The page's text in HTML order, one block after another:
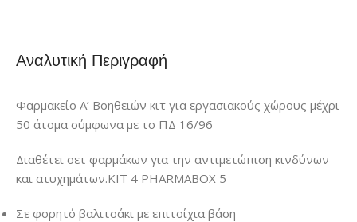
Αναλυτική Περιγραφή
Φαρμακείο Α’ Βοηθειών κιτ για εργασιακούς χώρους μέχρι
50 άτομα σύμφωνα με το ΠΔ 16/96
Διαθέτει σετ φαρμάκων για την αντιμετώπιση κινδύνων
και ατυχημάτων.KIT 4 PHARMABOX 5
Σε φορητό βαλιτσάκι με επιτοίχια βάση